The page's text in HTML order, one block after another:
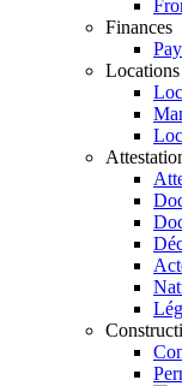
Finances
Locations